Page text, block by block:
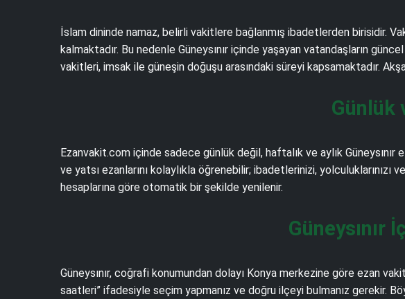
İslam dininde namaz, belirli vakitlere bağlanmış ibadetlerden birisidir.
kalmaktadır. Bu nedenle Güneysınır içinde yaşayan vatandaşların
vakitleri, imsak ile güneşin doğuşu arasındaki süreyi kapsamaktadır.
Günlük
Ezanvakit.com içinde sadece günlük değil, haftalık ve aylık
ve yatsı ezanlarını kolaylıkla öğrenebilir; ibadetlerinizi,
hesaplarına göre otomatik bir şekilde yenilenir.
Güneysınır
Güneysınır, coğrafi konumundan dolayı Konya merkezine göre ezan
saatleri” ifadesiyle seçim yapmanız ve doğru ilçeyi bulmanız gerekir.